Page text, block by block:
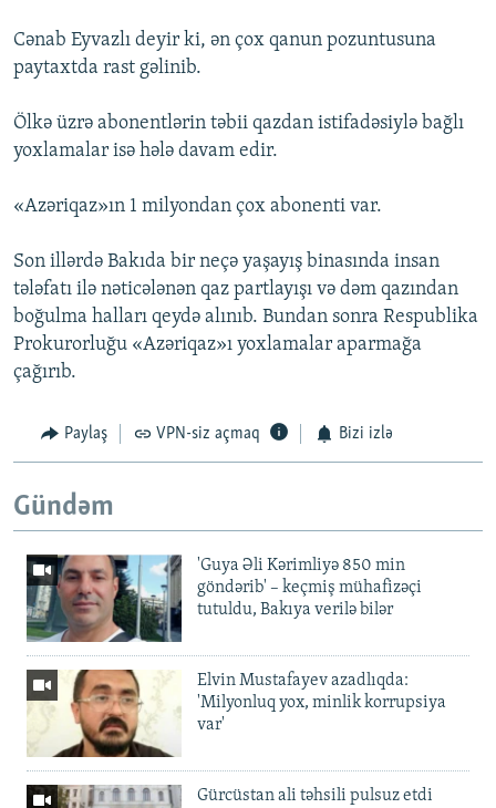
Cənab Eyvazlı deyir ki, ən çox qanun pozuntusuna
paytaxtda rast gəlinib.
Ölkə üzrə abonentlərin təbii qazdan istifadəsiylə bağlı
yoxlamalar isə hələ davam edir.
«Azəriqaz»ın 1 milyondan çox abonenti var.
Son illərdə Bakıda bir neçə yaşayış binasında insan
tələfatı ilə nəticələnən qaz partlayışı və dəm qazından
boğulma halları qeydə alınıb. Bundan sonra Respublika
Prokurorluğu «Azəriqaz»ı yoxlamalar aparmağa
çağırıb.
Paylaş VPN-siz açmaq Bizi izlə
Gündəm
'Guya Əli Kərimliyə 850 min
göndərib' – keçmiş mühafizəçi
tutuldu, Bakıya verilə bilər
Elvin Mustafayev azadlıqda:
'Milyonluq yox, minlik korrupsiya
var'
Gürcüstan ali təhsili pulsuz etdi